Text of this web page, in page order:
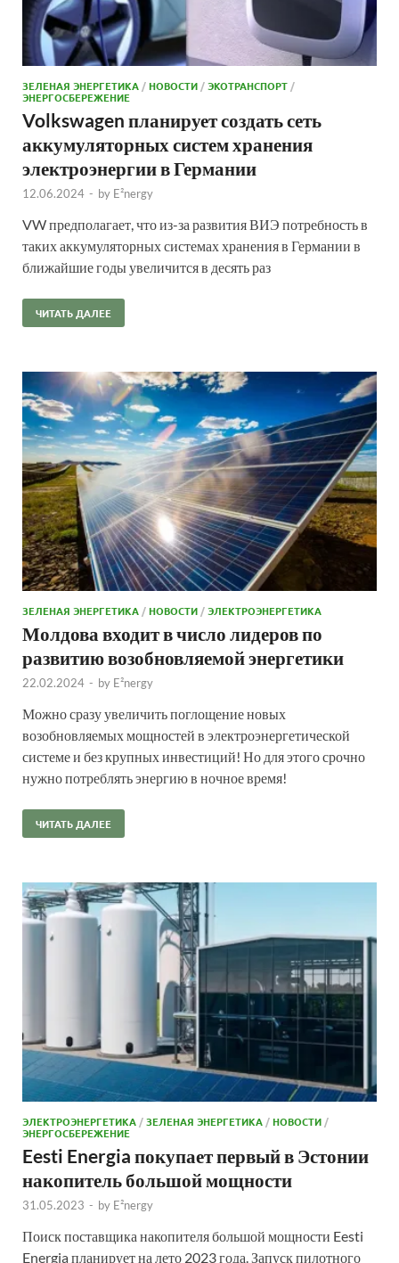
ЗЕЛЕНАЯ ЭНЕРГЕТИКА /НОВОСТИ /ЭКОТРАНСПОРТ /
ЭНЕРГОСБЕРЕЖЕНИЕ
Volkswagen планирует создать сеть
аккумуляторных систем хранения
электроэнергии в Германии
12.06.2024 - by E²nergy
VW предполагает, что из-за развития ВИЭ потребность в
таких аккумуляторных системах хранения в Германии в
ближайшие годы увеличится в десять раз
ЧИТАТЬ ДАЛЕЕ
ЗЕЛЕНАЯ ЭНЕРГЕТИКА /НОВОСТИ /ЭЛЕКТРОЭНЕРГЕТИКА
Молдова входит в число лидеров по
развитию возобновляемой энергетики
22.02.2024 - by E²nergy
Можно сразу увеличить поглощение новых
возобновляемых мощностей в электроэнергетической
системе и без крупных инвестиций! Но для этого срочно
нужно потреблять энергию в ночное время!
ЧИТАТЬ ДАЛЕЕ
ЭЛЕКТРОЭНЕРГЕТИКА /ЗЕЛЕНАЯ ЭНЕРГЕТИКА /НОВОСТИ /
ЭНЕРГОСБЕРЕЖЕНИЕ
Eesti Energia покупает первый в Эстонии
накопитель большой мощности
31.05.2023 - by E²nergy
Поиск поставщика накопителя большой мощности Eesti
Energia планирует на лето 2023 года. Запуск пилотного